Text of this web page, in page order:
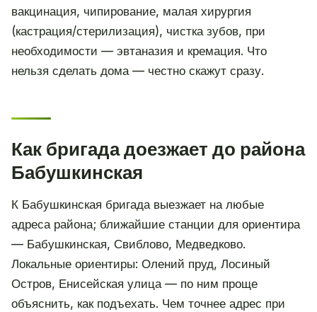
вакцинация, чипирование, малая хирургия
(кастрация/стерилизация), чистка зубов, при
необходимости — эвтаназия и кремация. Что
нельзя сделать дома — честно скажут сразу.
Как бригада доезжает до района
Бабушкинская
К Бабушкинская бригада выезжает на любые
адреса района; ближайшие станции для ориентира
— Бабушкинская, Свиблово, Медведково.
Локальные ориентиры: Олений пруд, Лосиный
Остров, Енисейская улица — по ним проще
объяснить, как подъехать. Чем точнее адрес при